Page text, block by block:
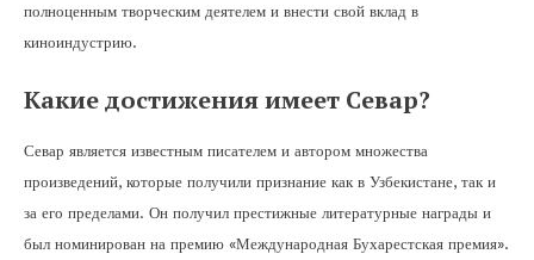
полноценным творческим деятелем и внести свой вклад в
киноиндустрию.
Какие достижения имеет Севар?
Севар является известным писателем и автором множества
произведений, которые получили признание как в Узбекистане, так и
за его пределами. Он получил престижные литературные награды и
был номинирован на премию «Международная Бухарестская премия».